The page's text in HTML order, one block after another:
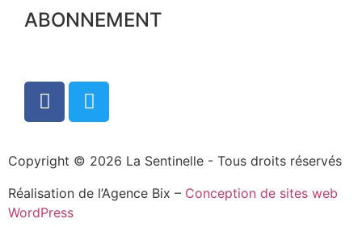
ABONNEMENT
Copyright © 2026 La Sentinelle - Tous droits réservés
Réalisation de l’Agence Bix – Conception de sites web
WordPress